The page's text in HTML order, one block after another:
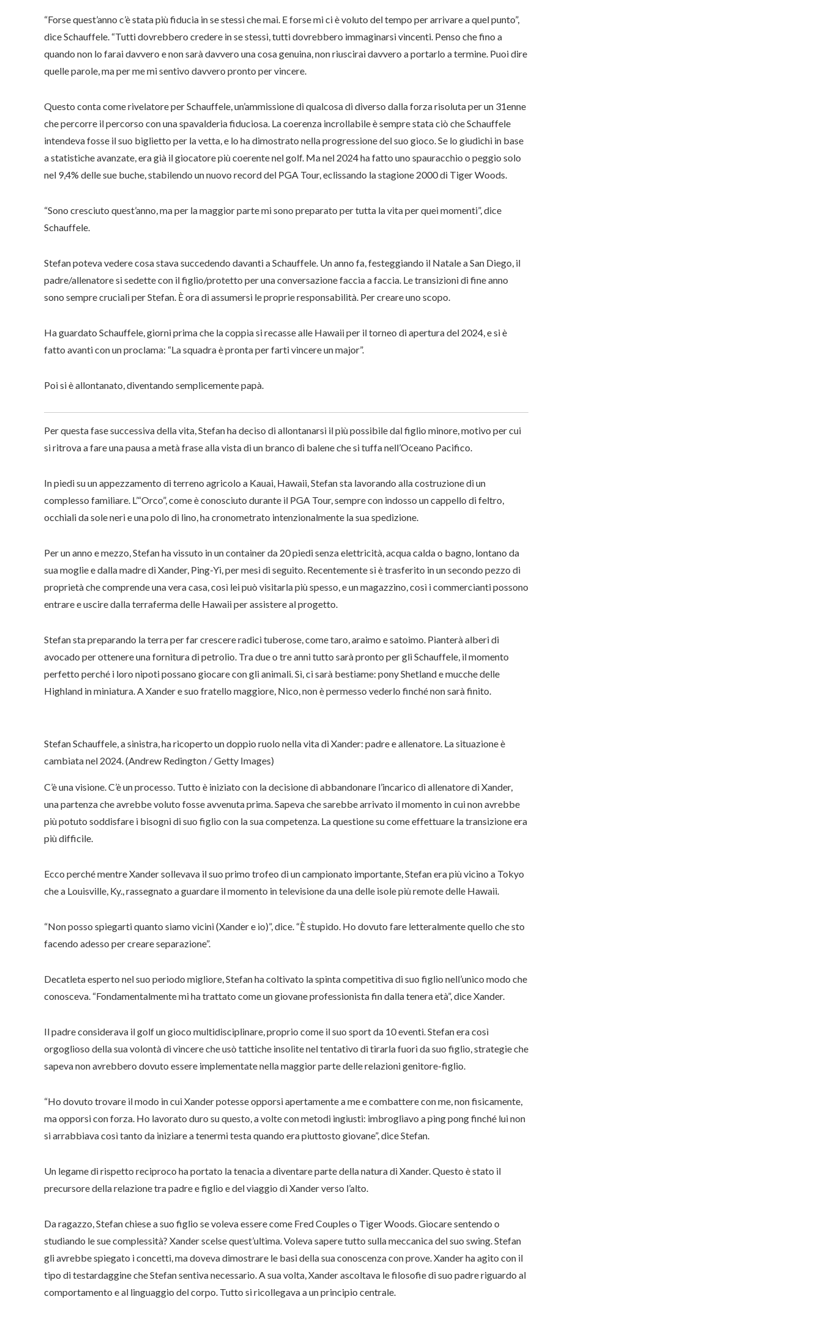
“Forse quest’anno c’è stata più fiducia in se stessi che mai. E forse mi ci è voluto del tempo per arrivare a quel punto”,
dice Schauffele. “Tutti dovrebbero credere in se stessi, tutti dovrebbero immaginarsi vincenti. Penso che fino a
quando non lo farai davvero e non sarà davvero una cosa genuina, non riuscirai davvero a portarlo a termine. Puoi dire
quelle parole, ma per me mi sentivo davvero pronto per vincere.
Questo conta come rivelatore per Schauffele, un’ammissione di qualcosa di diverso dalla forza risoluta per un 31enne
che percorre il percorso con una spavalderia fiduciosa. La coerenza incrollabile è sempre stata ciò che Schauffele
intendeva fosse il suo biglietto per la vetta, e lo ha dimostrato nella progressione del suo gioco. Se lo giudichi in base
a statistiche avanzate, era già il giocatore più coerente nel golf. Ma nel 2024 ha fatto uno spauracchio o peggio solo
nel 9,4% delle sue buche, stabilendo un nuovo record del PGA Tour, eclissando la stagione 2000 di Tiger Woods.
“Sono cresciuto quest’anno, ma per la maggior parte mi sono preparato per tutta la vita per quei momenti”, dice
Schauffele.
Stefan poteva vedere cosa stava succedendo davanti a Schauffele. Un anno fa, festeggiando il Natale a San Diego, il
padre/allenatore si sedette con il figlio/protetto per una conversazione faccia a faccia. Le transizioni di fine anno
sono sempre cruciali per Stefan. È ora di assumersi le proprie responsabilità. Per creare uno scopo.
Ha guardato Schauffele, giorni prima che la coppia si recasse alle Hawaii per il torneo di apertura del 2024, e si è
fatto avanti con un proclama: “La squadra è pronta per farti vincere un major”.
Poi si è allontanato, diventando semplicemente papà.
Per questa fase successiva della vita, Stefan ha deciso di allontanarsi il più possibile dal figlio minore, motivo per cui
si ritrova a fare una pausa a metà frase alla vista di un branco di balene che si tuffa nell’Oceano Pacifico.
In piedi su un appezzamento di terreno agricolo a Kauai, Hawaii, Stefan sta lavorando alla costruzione di un
complesso familiare. L’“Orco”, come è conosciuto durante il PGA Tour, sempre con indosso un cappello di feltro,
occhiali da sole neri e una polo di lino, ha cronometrato intenzionalmente la sua spedizione.
Per un anno e mezzo, Stefan ha vissuto in un container da 20 piedi senza elettricità, acqua calda o bagno, lontano da
sua moglie e dalla madre di Xander, Ping-Yi, per mesi di seguito. Recentemente si è trasferito in un secondo pezzo di
proprietà che comprende una vera casa, così lei può visitarla più spesso, e un magazzino, così i commercianti possono
entrare e uscire dalla terraferma delle Hawaii per assistere al progetto.
Stefan sta preparando la terra per far crescere radici tuberose, come taro, araimo e satoimo. Pianterà alberi di
avocado per ottenere una fornitura di petrolio. Tra due o tre anni tutto sarà pronto per gli Schauffele, il momento
perfetto perché i loro nipoti possano giocare con gli animali. Sì, ci sarà bestiame: pony Shetland e mucche delle
Highland in miniatura. A Xander e suo fratello maggiore, Nico, non è permesso vederlo finché non sarà finito.
Stefan Schauffele, a sinistra, ha ricoperto un doppio ruolo nella vita di Xander: padre e allenatore. La situazione è
cambiata nel 2024. (Andrew Redington / Getty Images)
C’è una visione. C’è un processo. Tutto è iniziato con la decisione di abbandonare l’incarico di allenatore di Xander,
una partenza che avrebbe voluto fosse avvenuta prima. Sapeva che sarebbe arrivato il momento in cui non avrebbe
più potuto soddisfare i bisogni di suo figlio con la sua competenza. La questione su come effettuare la transizione era
più difficile.
Ecco perché mentre Xander sollevava il suo primo trofeo di un campionato importante, Stefan era più vicino a Tokyo
che a Louisville, Ky., rassegnato a guardare il momento in televisione da una delle isole più remote delle Hawaii.
“Non posso spiegarti quanto siamo vicini (Xander e io)”, dice. “È stupido. Ho dovuto fare letteralmente quello che sto
facendo adesso per creare separazione”.
Decatleta esperto nel suo periodo migliore, Stefan ha coltivato la spinta competitiva di suo figlio nell’unico modo che
conosceva. “Fondamentalmente mi ha trattato come un giovane professionista fin dalla tenera età”, dice Xander.
Il padre considerava il golf un gioco multidisciplinare, proprio come il suo sport da 10 eventi. Stefan era così
orgoglioso della sua volontà di vincere che usò tattiche insolite nel tentativo di tirarla fuori da suo figlio, strategie che
sapeva non avrebbero dovuto essere implementate nella maggior parte delle relazioni genitore-figlio.
“Ho dovuto trovare il modo in cui Xander potesse opporsi apertamente a me e combattere con me, non fisicamente,
ma opporsi con forza. Ho lavorato duro su questo, a volte con metodi ingiusti: imbrogliavo a ping pong finché lui non
si arrabbiava così tanto da iniziare a tenermi testa quando era piuttosto giovane”, dice Stefan.
Un legame di rispetto reciproco ha portato la tenacia a diventare parte della natura di Xander. Questo è stato il
precursore della relazione tra padre e figlio e del viaggio di Xander verso l’alto.
Da ragazzo, Stefan chiese a suo figlio se voleva essere come Fred Couples o Tiger Woods. Giocare sentendo o
studiando le sue complessità? Xander scelse quest’ultima. Voleva sapere tutto sulla meccanica del suo swing. Stefan
gli avrebbe spiegato i concetti, ma doveva dimostrare le basi della sua conoscenza con prove. Xander ha agito con il
tipo di testardaggine che Stefan sentiva necessario. A sua volta, Xander ascoltava le filosofie di suo padre riguardo al
comportamento e al linguaggio del corpo. Tutto si ricollegava a un principio centrale.